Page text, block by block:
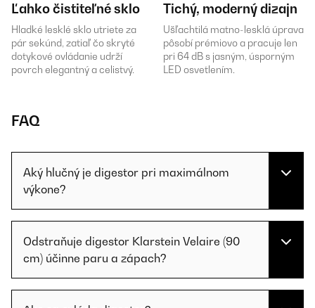
Ľahko čistiteľné sklo
Hladké lesklé sklo utriete za
pár sekúnd, zatiaľ čo skryté
dotykové ovládanie udrží
povrch elegantný a celistvý.
Tichý, moderný dizajn
Ušľachtilá matno-lesklá úprava
pôsobí prémiovo a pracuje len
pri 64 dB s jasným, úsporným
LED osvetlením.
FAQ
Aký hlučný je digestor pri maximálnom
výkone?
Odstraňuje digestor Klarstein Velaire (90
cm) účinne paru a zápach?